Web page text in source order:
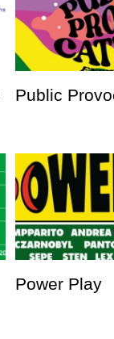
Public
Power Play